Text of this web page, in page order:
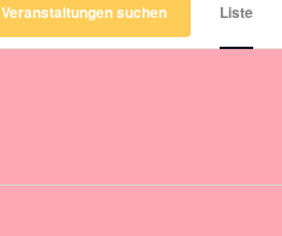
Veranstaltungen suchen Liste